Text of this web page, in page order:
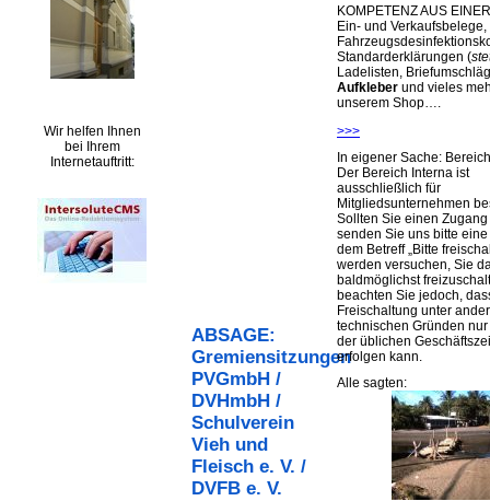
Wir helfen Ihnen
bei Ihrem
Internetauftritt:
ABSAGE:
Gremiensitzungen
PVGmbH /
DVHmbH /
Schulverein
Vieh und
Fleisch e. V. /
DVFB e. V.
KOMPETENZ AUS
Ein- und Verkaufsbelege,
Standarderklärungen (
Ladelisten,
Aufkleber und vieles
unserem Shop….
>>>
In eigener Sache:
Der Bereich Interna ist
ausschließlich für
Mitgliedsunternehmen
Sollten Sie einen
senden Sie uns bitte
dem Betreff „Bitte
werden versuchen, Sie
baldmöglichst
beachten Sie jedoch,
Freischaltung unter
technischen Gründen
der üblichen
erfolgen kann.
Alle sagten: